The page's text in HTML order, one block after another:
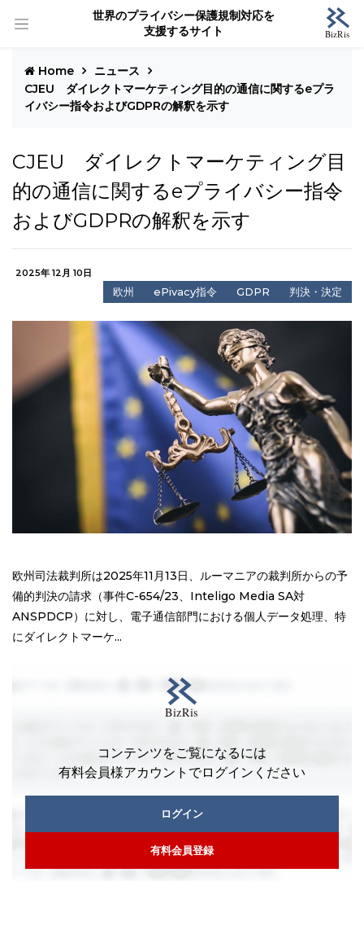
世界のプライバシー保護規制対応を
支援するサイト
Home
ニュース
CJEU ダイレクトマーケティング目的の通信に関するeプラ
イバシー指令およびGDPRの解釈を示す
CJEU ダイレクトマーケティング目
的の通信に関するeプライバシー指令
およびGDPRの解釈を示す
2025年 12月 10日
欧州 ePivacy指令 GDPR 判決・決定
欧州司法裁判所は2025年11月13日、ルーマニアの裁判所からの予
備的判決の請求（事件C-654/23、Inteligo Media SA対
ANSPDCP）に対し、電子通信部門における個人データ処理、特
にダイレクトマーケ...
コンテンツをご覧になるには
有料会員様アカウントでログインください
ログイン
有料会員登録